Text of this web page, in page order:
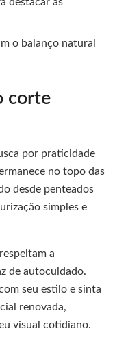
o balanço natural
corte
por praticidade
no topo das
desde penteados
simples e
a
de autocuidado.
seu estilo e sinta
renovada,
visual cotidiano.